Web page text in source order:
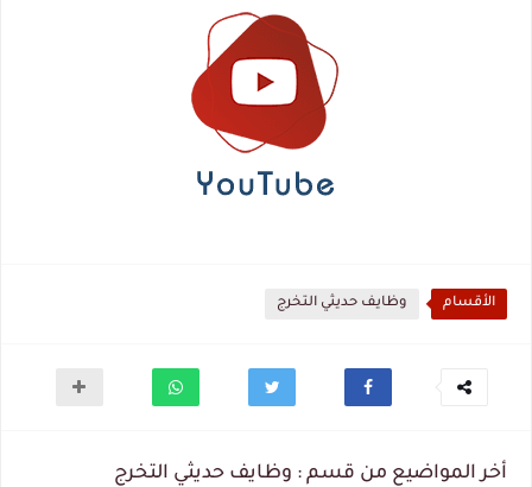
الأقسام وظايف حديثي التخرج
أخر المواضيع من قسم : وظايف حديثي التخرج